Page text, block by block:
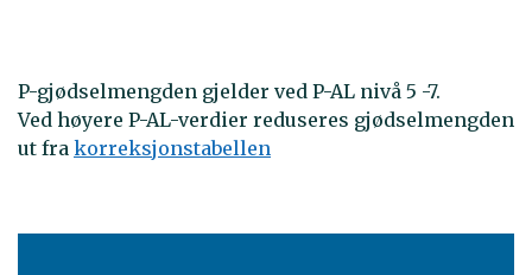
P-gjødselmengden gjelder ved P-AL nivå 5 -7.
Ved høyere P-AL-verdier reduseres gjødselmengden
ut fra korreksjonstabellen